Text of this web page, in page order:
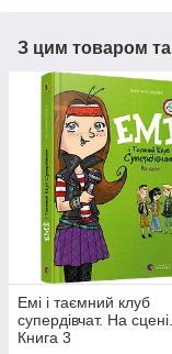
З цим товаром
Емі і таємний клуб
супердівчат. На сцені.
Книга 3